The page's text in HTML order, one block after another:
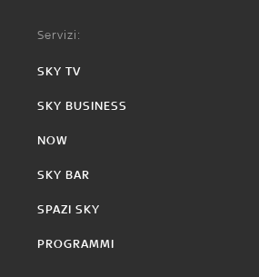
Servizi:
SKY TV
SKY BUSINESS
NOW
SKY BAR
SPAZI SKY
PROGRAMMI